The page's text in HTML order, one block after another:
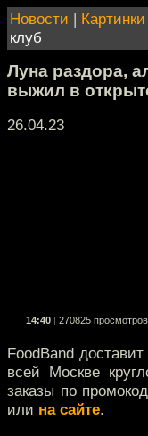
Новости | Картинки
клуб
Луна раздора,
выжил в
26.04.23
14:40 270825 просмотров
FoodBand
всей Москве
заказы по
или на сайте.